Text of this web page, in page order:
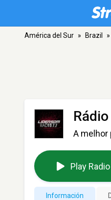
América del Sur » Brazil »
A melhor
Play Radio
Información